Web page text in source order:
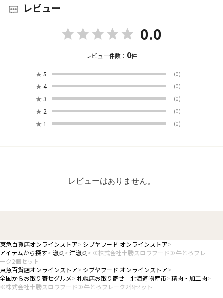
レビュー
0.0
レビュー件数： 0件
★ 5 (0)
★ 4 (0)
★ 3 (0)
★ 2 (0)
★ 1 (0)
レビューはありません。
東急百貨店オンラインストア
シブヤフード オンラインストア
アイテムから探す
惣菜 洋惣菜
≪株式会社十勝スロウフード≫牛とろフレ
ーク2個セット
東急百貨店オンラインストア
シブヤフード オンラインストア
全国からお取り寄せグルメ
札幌店お取り寄せ 北海道物産市 精肉・加工肉
≪株式会社十勝スロウフード≫牛とろフレーク2個セット